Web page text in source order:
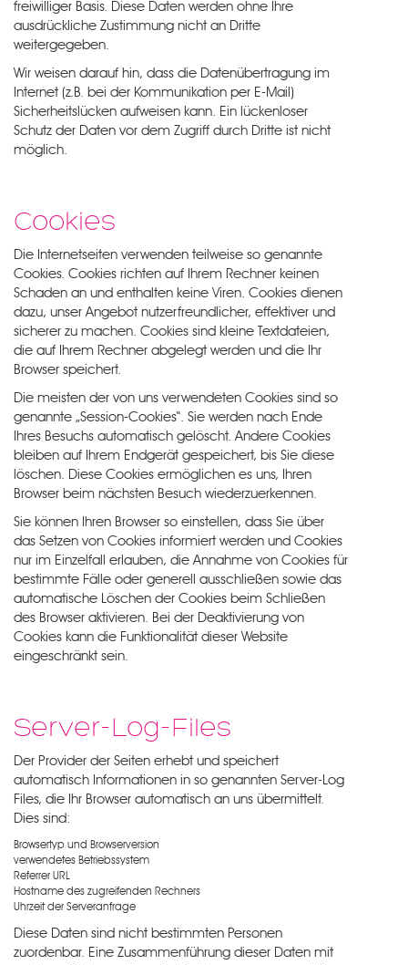
freiwilliger Basis. Diese Daten werden ohne Ihre
ausdrückliche Zustimmung nicht an Dritte
weitergegeben.
Wir weisen darauf hin, dass die Datenübertragung im
Internet (z.B. bei der Kommunikation per E-Mail)
Sicherheitslücken aufweisen kann. Ein lückenloser
Schutz der Daten vor dem Zugriff durch Dritte ist nicht
möglich.
Cookies
Die Internetseiten verwenden teilweise so genannte
Cookies. Cookies richten auf Ihrem Rechner keinen
Schaden an und enthalten keine Viren. Cookies dienen
dazu, unser Angebot nutzerfreundlicher, effektiver und
sicherer zu machen. Cookies sind kleine Textdateien,
die auf Ihrem Rechner abgelegt werden und die Ihr
Browser speichert.
Die meisten der von uns verwendeten Cookies sind so
genannte „Session-Cookies“. Sie werden nach Ende
Ihres Besuchs automatisch gelöscht. Andere Cookies
bleiben auf Ihrem Endgerät gespeichert, bis Sie diese
löschen. Diese Cookies ermöglichen es uns, Ihren
Browser beim nächsten Besuch wiederzuerkennen.
Sie können Ihren Browser so einstellen, dass Sie über
das Setzen von Cookies informiert werden und Cookies
nur im Einzelfall erlauben, die Annahme von Cookies für
bestimmte Fälle oder generell ausschließen sowie das
automatische Löschen der Cookies beim Schließen
des Browser aktivieren. Bei der Deaktivierung von
Cookies kann die Funktionalität dieser Website
eingeschränkt sein.
Server-Log-Files
Der Provider der Seiten erhebt und speichert
automatisch Informationen in so genannten Server-Log
Files, die Ihr Browser automatisch an uns übermittelt.
Dies sind:
Browsertyp und Browserversion
verwendetes Betriebssystem
Referrer URL
Hostname des zugreifenden Rechners
Uhrzeit der Serveranfrage
Diese Daten sind nicht bestimmten Personen
zuordenbar. Eine Zusammenführung dieser Daten mit